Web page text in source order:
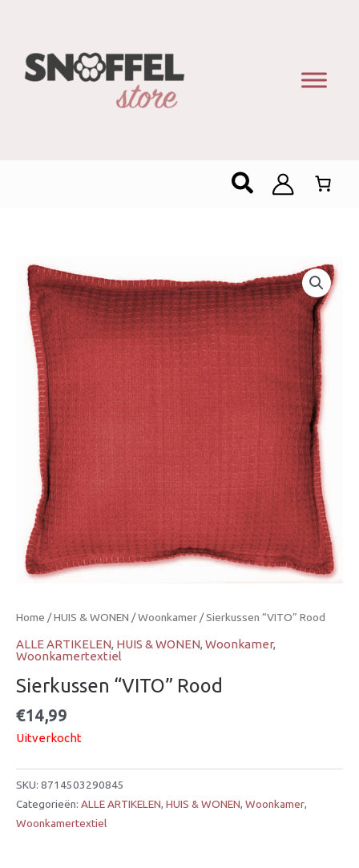
Zoeken
Home /HUIS & WONEN /Woonkamer / Sierkussen “VITO” Rood
ALLE ARTIKELEN, HUIS & WONEN, Woonkamer,
Woonkamertextiel
Sierkussen “VITO” Rood
€14,99
Uitverkocht
SKU: 8714503290845
Categorieën: ALLE ARTIKELEN, HUIS & WONEN, Woonkamer,
Woonkamertextiel